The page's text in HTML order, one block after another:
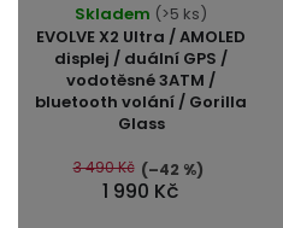
EVOLVE X2 Ultra / AMOLED
displej / duální GPS /
vodotěsné 3ATM /
bluetooth volání / Gorilla
Glass
hodnocení
produktu
je
5,0
5
hvězdiček.
Skladem (>5 ks)
1 990 Kč
3 490 Kč (–42 %)